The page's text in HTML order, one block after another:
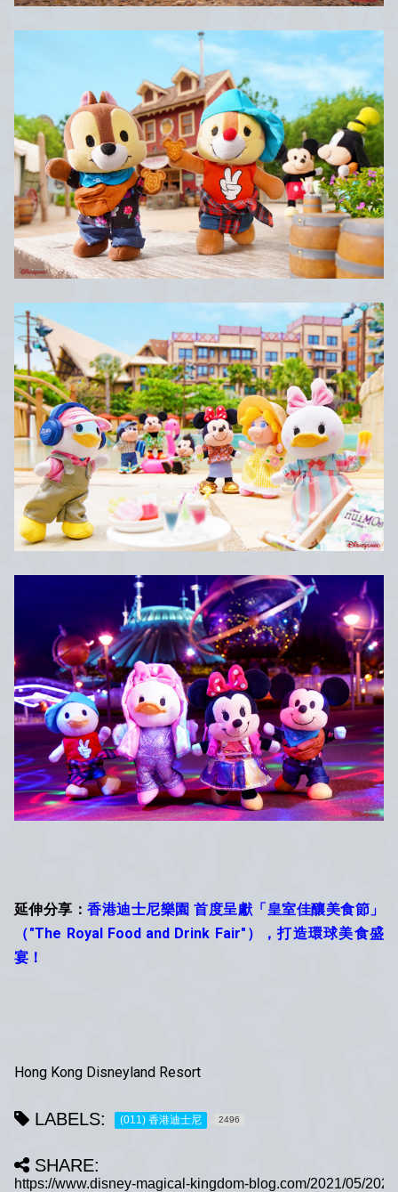
延伸分享：香港迪士尼樂園 首度呈獻「皇室佳釀美食節」
（"The Royal Food and Drink Fair"），打造環球美食盛
宴！
Hong Kong Disneyland Resort
LABELS: (011) 香港迪士尼 2496
SHARE: